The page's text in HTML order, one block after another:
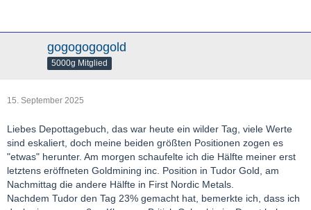
gogogogogold
5000g Mitglied
15. September 2025
Liebes Depottagebuch, das war heute ein wilder Tag, viele Werte
sind eskaliert, doch meine beiden größten Positionen zogen es
"etwas" herunter. Am morgen schaufelte ich die Hälfte meiner erst
letztens eröffneten Goldmining inc. Position in Tudor Gold, am
Nachmittag die andere Hälfte in First Nordic Metals.
Nachdem Tudor den Tag 23% gemacht hat, bemerkte ich, dass ich